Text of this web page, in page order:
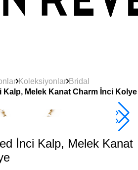
Koleksiyonlar Bridal
Melek Kanat Charm İnci Kolye
İnci Kalp, Melek Kanat